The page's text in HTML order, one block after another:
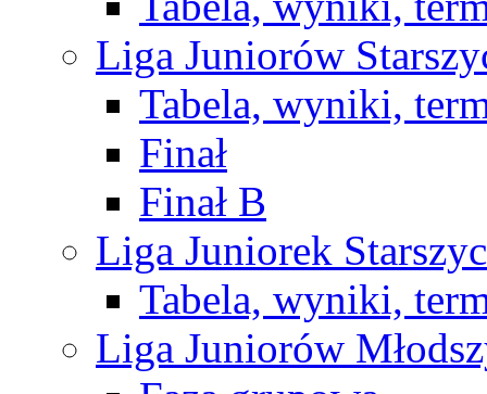
Liga Juniorów
Tabela, wyniki,
Finał
Finał B
Liga Juniorek
Tabela, wyniki,
Liga Juniorów